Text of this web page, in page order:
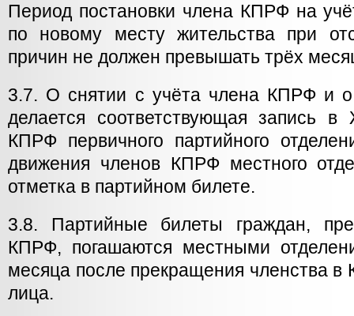
Период постановки члена КПРФ на
по новому месту жительства при
причин не должен превышать трёх
3.7. О снятии с учёта члена КПРФ и о
делается соответствующая запись
КПРФ первичного партийного
движения членов КПРФ местного
отметка в партийном билете.
3.8. Партийные билеты граждан,
КПРФ, погашаются местными
месяца после прекращения членства в
лица.